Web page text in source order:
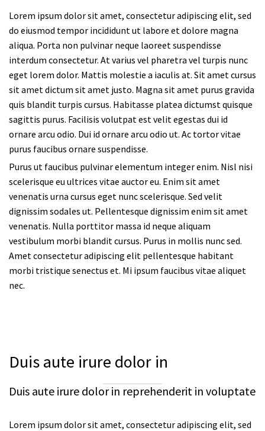
Lorem ipsum dolor sit amet, consectetur adipiscing elit, sed
do eiusmod tempor incididunt ut labore et dolore magna
aliqua. Porta non pulvinar neque laoreet suspendisse
interdum consectetur. At varius vel pharetra vel turpis nunc
eget lorem dolor. Mattis molestie a iaculis at. Sit amet cursus
sit amet dictum sit amet justo. Magna sit amet purus gravida
quis blandit turpis cursus. Habitasse platea dictumst quisque
sagittis purus. Facilisis volutpat est velit egestas dui id
ornare arcu odio. Dui id ornare arcu odio ut. Ac tortor vitae
purus faucibus ornare suspendisse.
Purus ut faucibus pulvinar elementum integer enim. Nisl nisi
scelerisque eu ultrices vitae auctor eu. Enim sit amet
venenatis urna cursus eget nunc scelerisque. Sed velit
dignissim sodales ut. Pellentesque dignissim enim sit amet
venenatis. Nulla porttitor massa id neque aliquam
vestibulum morbi blandit cursus. Purus in mollis nunc sed.
Amet consectetur adipiscing elit pellentesque habitant
morbi tristique senectus et. Mi ipsum faucibus vitae aliquet
nec.
Duis aute irure dolor in
Duis aute irure dolor in reprehenderit in voluptate
Lorem ipsum dolor sit amet, consectetur adipiscing elit, sed